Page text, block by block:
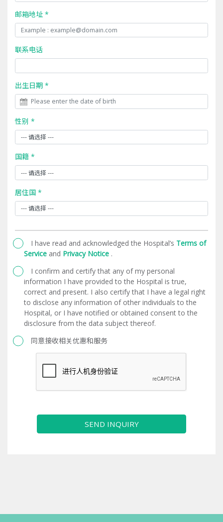
邮箱地址 *
联系电话
出生日期 *
性别 *
国籍 *
居住国 *
I have read and acknowledged the Hospital’s Terms of
Service and Privacy Notice .
I confirm and certify that any of my personal
information I have provided to the Hospital is true,
correct and present. I also certify that I have a legal right
to disclose any information of other individuals to the
Hospital, or I have notified or obtained consent to the
disclosure from the data subject thereof.
同意接收相关优惠和服务
SEND INQUIRY